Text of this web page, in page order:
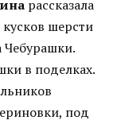
рассказала
шерсти
в поделках.
под